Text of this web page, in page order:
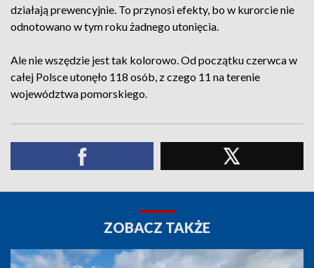
działają prewencyjnie. To przynosi efekty, bo w kurorcie nie
odnotowano w tym roku żadnego utonięcia.
Ale nie wszędzie jest tak kolorowo. Od początku czerwca w
całej Polsce utonęło 118 osób, z czego 11 na terenie
województwa pomorskiego.
ZOBACZ TAKŻE